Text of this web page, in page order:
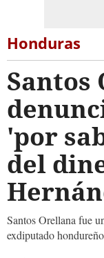
Honduras
Santos
'por
del
Santos Orellana fue
exdiputado